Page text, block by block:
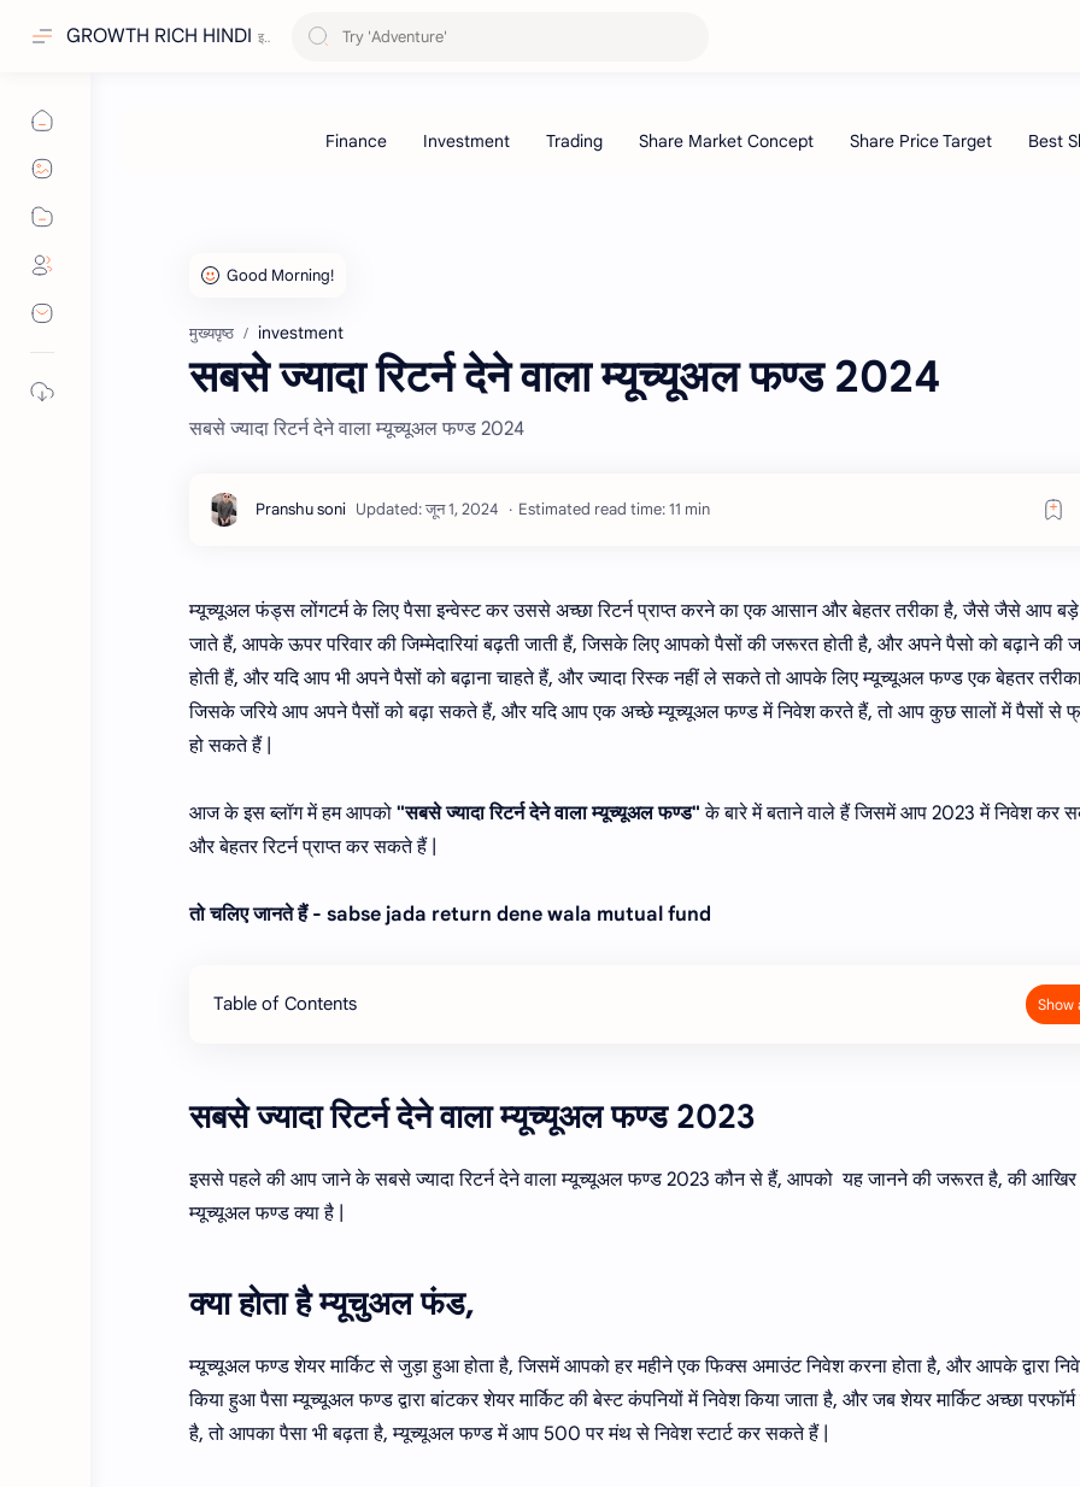
GROWTH RICH HINDI
मुख्यपृष्ठ investment
सबसे ज्यादा रिटर्न देने वाला म्यूच्यूअल फण्ड 2024
सबसे ज्यादा रिटर्न देने वाला म्यूच्यूअल फण्ड 2024
Estimated read time: 11 min
म्यूच्यूअल फंड्स लोंगटर्म के लिए पैसा इन्वेस्ट कर उससे अच्छा रिटर्न प्राप्त करने का एक आसान और बेहतर तरीका है, जैसे जैसे आप बड़े
जाते हैं, आपके ऊपर परिवार की जिम्मेदारियां बढ़ती जाती हैं, जिसके लिए आपको पैसों की जरूरत होती है, और अपने पैसो को बढ़ाने की
होती हैं, और यदि आप भी अपने पैसों को बढ़ाना चाहते हैं, और ज्यादा रिस्क नहीं ले सकते तो आपके लिए म्यूच्यूअल फण्ड एक बेहतर
जिसके जरिये आप अपने पैसों को बढ़ा सकते हैं, और यदि आप एक अच्छे म्यूच्यूअल फण्ड में निवेश करते हैं, तो आप कुछ सालों में पैसों से
हो सकते हैं |
आज के इस ब्लॉग में हम आपको "सबसे ज्यादा रिटर्न देने वाला म्यूच्यूअल फण्ड"के बारे में बताने वाले हैं जिसमें आप 2023 में निवेश कर
और बेहतर रिटर्न प्राप्त कर सकते हैं |
तो चलिए जानते हैं - sabse jada return dene wala mutual fund
Table of Contents
सबसे ज्यादा रिटर्न देने वाला म्यूच्यूअल फण्ड 2023
इससे पहले की आप जाने के सबसे ज्यादा रिटर्न देने वाला म्यूच्यूअल फण्ड 2023 कौन से हैं, आपको यह जानने की जरूरत है, की आखिर
म्यूच्यूअल फण्ड क्या है |
क्या होता है म्यूचुअल फंड,
म्यूच्यूअल फण्ड शेयर मार्किट से जुड़ा हुआ होता है, जिसमें आपको हर महीने एक फिक्स अमाउंट निवेश करना होता है, और आपके द्वारा
किया हुआ पैसा म्यूच्यूअल फण्ड द्वारा बांटकर शेयर मार्किट की बेस्ट कंपनियों में निवेश किया जाता है, और जब शेयर मार्किट अच्छा
है, तो आपका पैसा भी बढ़ता है, म्यूच्यूअल फण्ड में आप 500 पर मंथ से निवेश स्टार्ट कर सकते हैं |